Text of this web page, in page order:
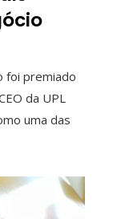
foi premiado
da UPL
uma das